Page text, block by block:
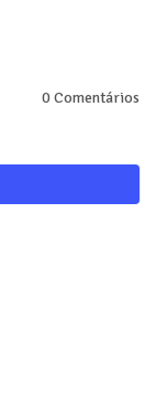
0 Comentários